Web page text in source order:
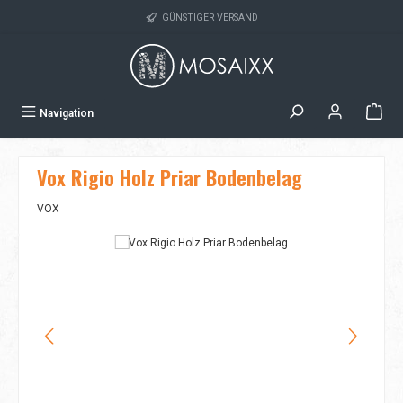
GÜNSTIGER VERSAND
Navigation
Vox Rigio Holz Priar Bodenbelag
VOX
Bildergalerie überspringen